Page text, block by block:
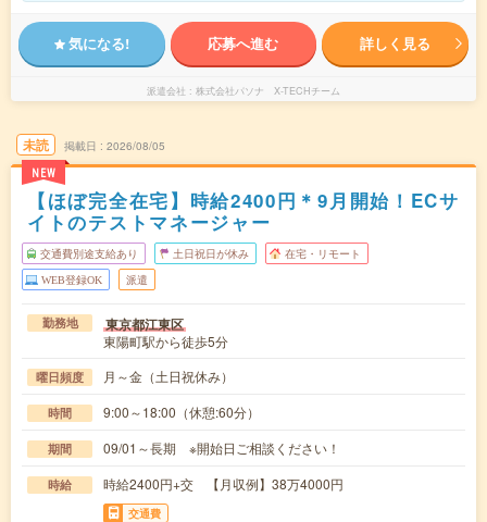
気になる! 応募へ進む 詳しく見る
派遣会社 株式会社パソナ X-TECHチーム
未読
NEW
掲載日 2026/08/05
【ほぼ完全在宅】時給2400円＊9月開始！ECサ
イトのテストマネージャー
交通費別途支給あり 土日祝日が休み 在宅・リモート
WEB登録OK 派遣
勤務地 東京都江東区
東陽町駅から徒歩5分
曜日頻度 月～金（土日祝休み）
時間 9:00～18:00（休憩:60分）
期間 09/01～長期 ※開始日ご相談ください！
時給 時給2400円+交 【月収例】38万4000円
交通費